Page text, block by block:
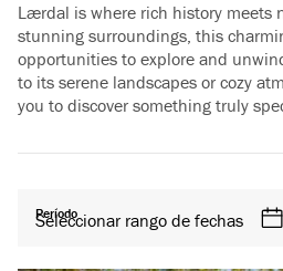
Lærdal is where rich history meets
stunning surroundings, this
opportunities to explore and
to its serene landscapes or cozy
you to discover something truly
Período
Seleccionar rango de fechas